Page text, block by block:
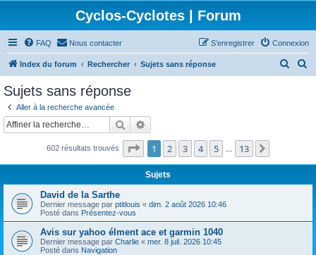
Cyclos-Cyclotes | Forum
FAQ Nous contacter Connexion
S’enregistrer
Index du forum Rechercher Sujets sans réponse
c
c
Sujets sans réponse
Aller à la recherche avancée
Rechercher
602 résultats trouvés Page 1sur13
1 2 3 4 5 13
Sujets
David de la Sarthe
Dernier message par ptitlouis « dim. 2 août 2026 10:46
Posté dans Présentez-vous
Avis sur yahoo élment ace et garmin 1040
Dernier message par Charlie « mer. 8 juil. 2026 10:45
Posté dans Navigation